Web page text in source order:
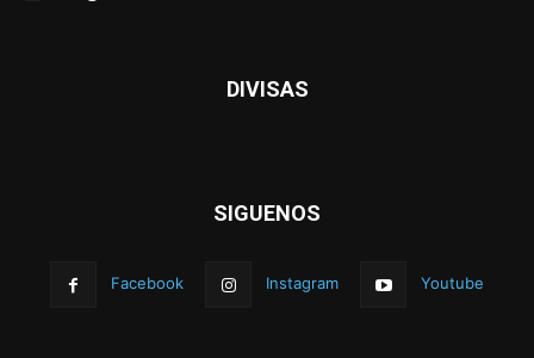
DIVISAS
SIGUENOS
Facebook Instagram Youtube